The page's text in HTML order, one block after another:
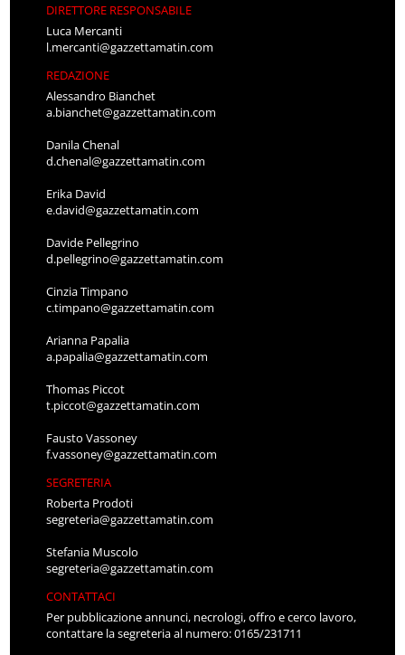
DIRETTORE RESPONSABILE
Luca Mercanti
l.mercanti@gazzettamatin.com
REDAZIONE
Alessandro Bianchet
a.bianchet@gazzettamatin.com
Danila Chenal
d.chenal@gazzettamatin.com
Erika David
e.david@gazzettamatin.com
Davide Pellegrino
d.pellegrino@gazzettamatin.com
Cinzia Timpano
c.timpano@gazzettamatin.com
Arianna Papalia
a.papalia@gazzettamatin.com
Thomas Piccot
t.piccot@gazzettamatin.com
Fausto Vassoney
f.vassoney@gazzettamatin.com
SEGRETERIA
Roberta Prodoti
segreteria@gazzettamatin.com
Stefania Muscolo
segreteria@gazzettamatin.com
CONTATTACI
Per pubblicazione annunci, necrologi, offro e cerco lavoro,
contattare la segreteria al numero: 0165/231711